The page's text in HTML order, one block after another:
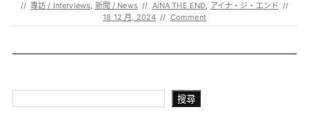
// 專訪 / Interviews, 新聞 / News // AiNA THE END, アイナ・ジ・エンド //
18 12 月, 2024 // Comment
搜尋